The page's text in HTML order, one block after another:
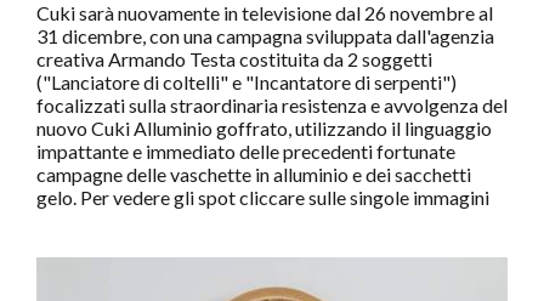
Cuki sarà nuovamente in televisione dal 26 novembre al
31 dicembre, con una campagna sviluppata dall'agenzia
creativa Armando Testa costituita da 2 soggetti
("Lanciatore di coltelli" e "Incantatore di serpenti")
focalizzati sulla straordinaria resistenza e avvolgenza del
nuovo Cuki Alluminio goffrato, utilizzando il linguaggio
impattante e immediato delle precedenti fortunate
campagne delle vaschette in alluminio e dei sacchetti
gelo. Per vedere gli spot cliccare sulle singole immagini